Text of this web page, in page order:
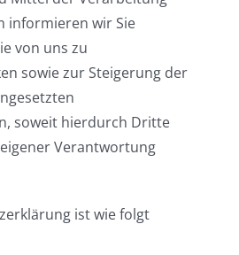
informieren wir Sie
von uns zu
sowie zur Steigerung der
soweit hierdurch Dritte
Verantwortung
ist wie folgt